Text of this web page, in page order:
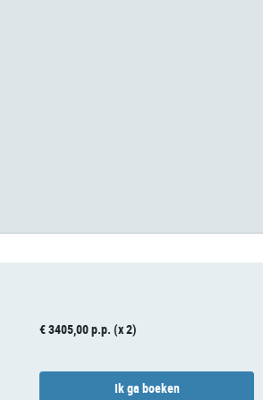
€ 3405,00 p.p. (x 2)
Ik ga boeken